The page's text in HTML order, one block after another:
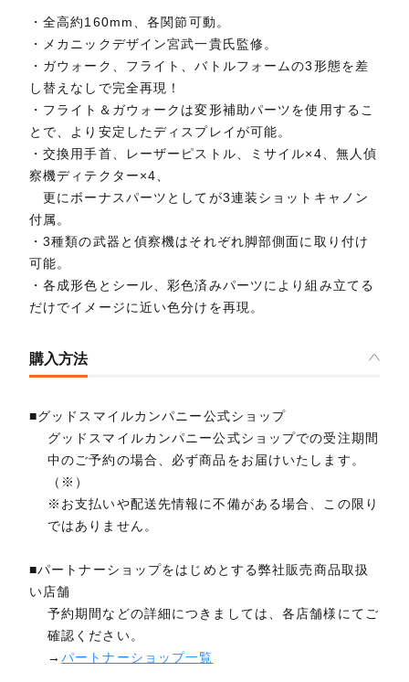
・全高約160mm、各関節可動。
・メカニックデザイン宮武一貴氏監修。
・ガウォーク、フライト、バトルフォームの3形態を差
し替えなしで完全再現！
・フライト＆ガウォークは変形補助パーツを使用するこ
とで、より安定したディスプレイが可能。
・交換用手首、レーザーピストル、ミサイル×4、無人偵
察機ディテクター×4、
更にボーナスパーツとしてが3連装ショットキャノン
付属。
・3種類の武器と偵察機はそれぞれ脚部側面に取り付け
可能。
・各成形色とシール、彩色済みパーツにより組み立てる
だけでイメージに近い色分けを再現。
購入方法
■グッドスマイルカンパニー公式ショップ
グッドスマイルカンパニー公式ショップでの受注期間
中のご予約の場合、必ず商品をお届けいたします。
（※）
※お支払いや配送先情報に不備がある場合、この限り
ではありません。
■パートナーショップをはじめとする弊社販売商品取扱
い店舗
予約期間などの詳細につきましては、各店舗様にてご
確認ください。
→パートナーショップ一覧